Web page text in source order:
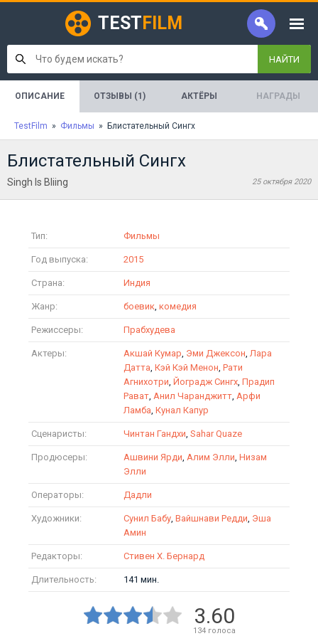
TEST FILM
НАЙТИ
ОПИСАНИЕ ОТЗЫВЫ (1) АКТЁРЫ НАГРАДЫ
TestFilm » Фильмы » Блистательный Сингх
Блистательный Сингх
Singh Is Bliing 25 октября 2020
Тип: Фильмы
Год выпуска: 2015
Страна: Индия
Жанр: боевик, комедия
Режиссеры: Прабхудева
Актеры: Акшай Кумар, Эми Джексон, Лара
Датта, Кэй Кэй Менон, Рати
Агнихотри, Йоградж Сингх, Прадип
Рават, Анил Чаранджитт, Арфи
Ламба, Кунал Капур
Сценаристы: Чинтан Гандхи, Sahar Quaze
Продюсеры: Ашвини Ярди, Алим Элли, Низам
Элли
Операторы: Дадли
Художники: Сунил Бабу, Вайшнави Редди, Эша
Амин
Редакторы: Стивен Х. Бернард
Длительность: 141 мин.
3.60
134голоса